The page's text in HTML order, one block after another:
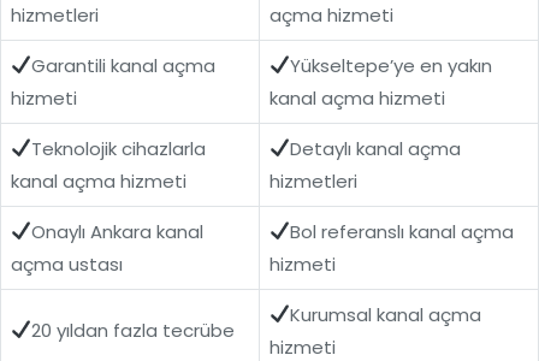
hizmetleri
açma hizmeti
Garantili kanal açma
hizmeti
Yükseltepe’ye en yakın
kanal açma hizmeti
Teknolojik cihazlarla
kanal açma hizmeti
Detaylı kanal açma
hizmetleri
Onaylı Ankara kanal
açma ustası
Bol referanslı kanal açma
hizmeti
20 yıldan fazla tecrübe
Kurumsal kanal açma
hizmeti